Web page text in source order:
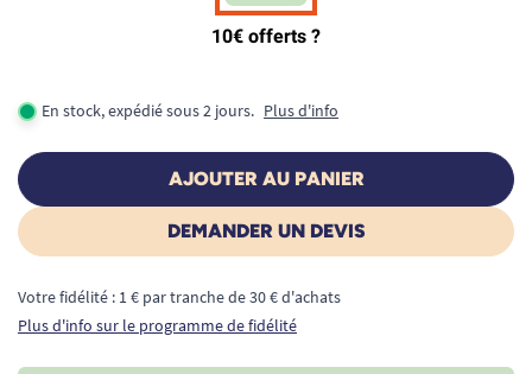
En stock, expédié sous 2 jours. Plus d'info
AJOUTER AU PANIER
DEMANDER UN DEVIS
Votre fidélité : 1 € par tranche de 30 € d'achats
Plus d'info sur le programme de fidélité